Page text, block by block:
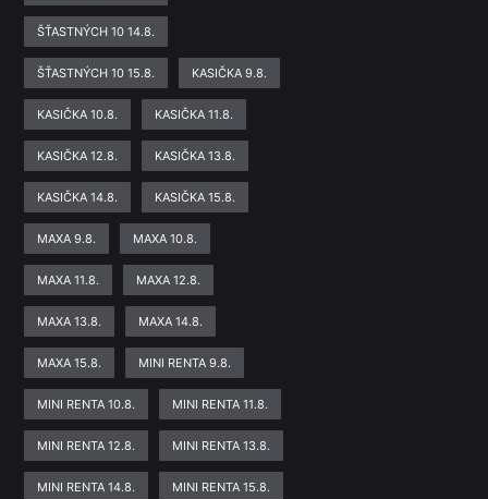
ŠŤASTNÝCH 10 14.8.
ŠŤASTNÝCH 10 15.8. KASIČKA 9.8.
KASIČKA 10.8. KASIČKA 11.8.
KASIČKA 12.8. KASIČKA 13.8.
KASIČKA 14.8. KASIČKA 15.8.
MAXA 9.8. MAXA 10.8.
MAXA 11.8. MAXA 12.8.
MAXA 13.8. MAXA 14.8.
MAXA 15.8. MINI RENTA 9.8.
MINI RENTA 10.8. MINI RENTA 11.8.
MINI RENTA 12.8. MINI RENTA 13.8.
MINI RENTA 14.8. MINI RENTA 15.8.